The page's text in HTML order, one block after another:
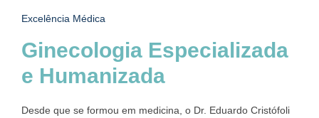
Excelência Médica
Ginecologia Especializada
e Humanizada
Desde que se formou em medicina, o Dr. Eduardo Cristófoli